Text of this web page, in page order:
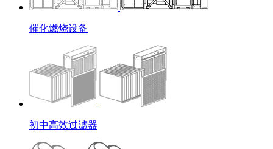
催化燃烧设备
初中高效过滤器